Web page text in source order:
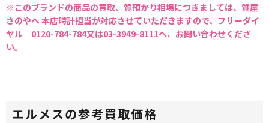
※このブランドの商品の買取、質預かり相場につきましては、質屋
さのやへ 本店時計担当が対応させていただきますので、フリーダイ
ヤル 0120-784-784又は03-3949-8111へ、お問い合わせくださ
い。
エルメスの参考買取価格